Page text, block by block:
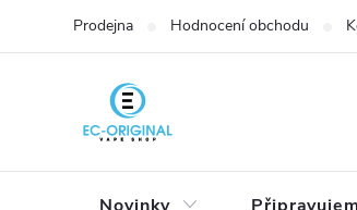
Prodejna Hodnocení obchodu